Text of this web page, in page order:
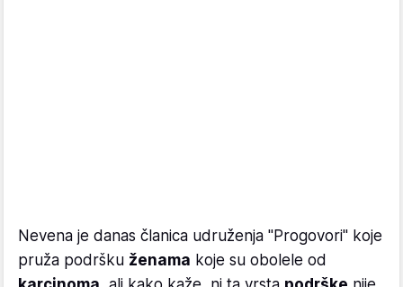
Nevena je danas članica udruženja "Progovori" koje
pruža podršku ženama koje su obolele od